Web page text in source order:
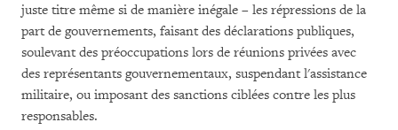
juste titre même si de manière inégale – les répressions de la
part de gouvernements, faisant des déclarations publiques,
soulevant des préoccupations lors de réunions privées avec
des représentants gouvernementaux, suspendant l'assistance
militaire, ou imposant des sanctions ciblées contre les plus
responsables.